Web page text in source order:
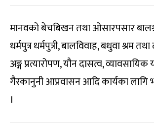
मानवको बेचबिखन तथा ओसारपसार
धर्मपुत्र धर्मपुत्री, बालविवाह, बधुवा श्रम
अङ्ग प्रत्यारोपण, यौन दासत्व,
गैरकानुनी आप्रवासन आदि कार्यका
।